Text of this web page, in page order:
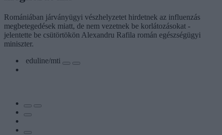
Romániában járványügyi vészhelyzetet hirdetnek az influenzás
megbetegedések miatt, de nem vezetnek be korlátozásokat -
jelentette be csütörtökön Alexandru Rafila román egészségügyi
miniszter.
eduline/mti